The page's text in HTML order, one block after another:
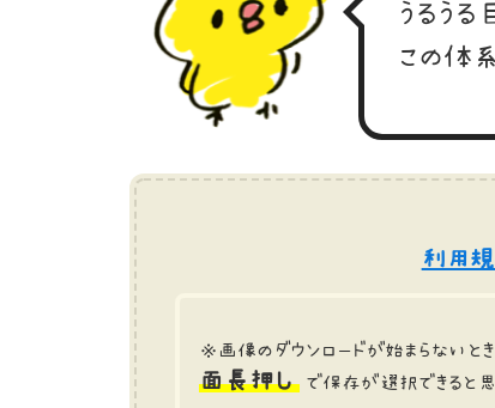
うるう
この体
利用
※画像のダウンロードが始まらないと
面長押し
で保存が選択できると